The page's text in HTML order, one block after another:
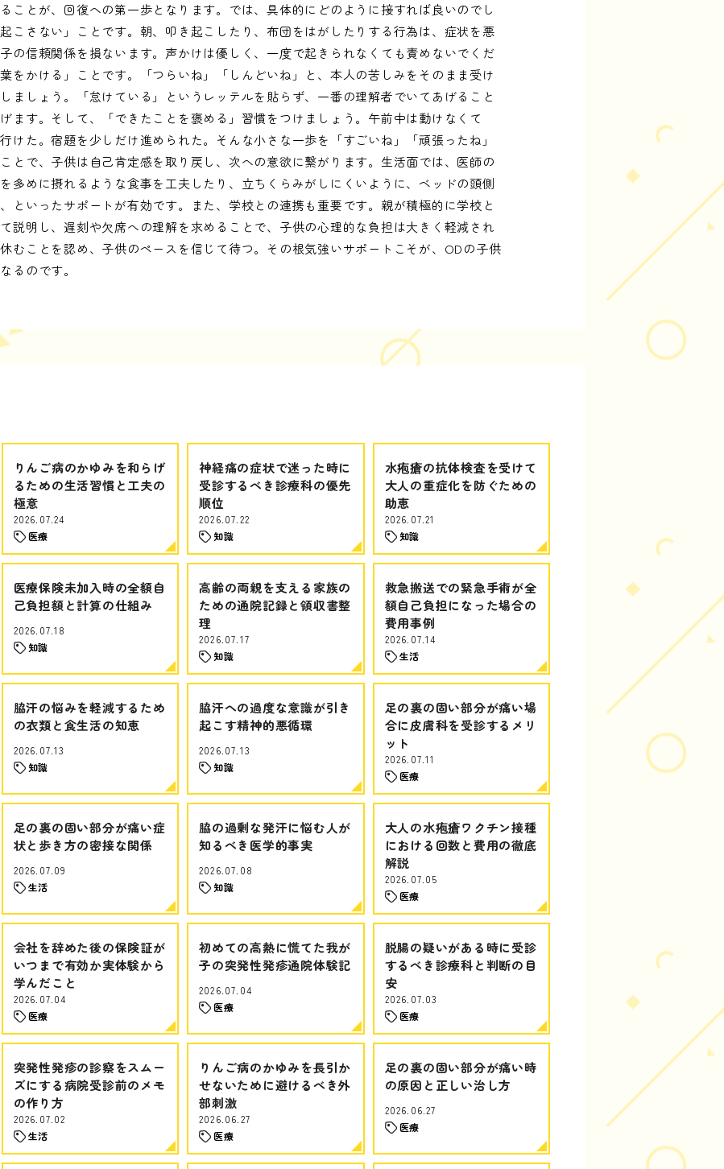
ことが、回復への第一歩となります。では、具体的にどのように接すれば良いのでし
こさない」ことです。朝、叩き起こしたり、布団をはがしたりする行為は、症状を悪
の信頼関係を損ないます。声かけは優しく、一度で起きられなくても責めないでくだ
をかける」ことです。「つらいね」「しんどいね」と、本人の苦しみをそのまま受け
ましょう。「怠けている」というレッテルを貼らず、一番の理解者でいてあげること
ます。そして、「できたことを褒める」習慣をつけましょう。午前中は動けなくて
けた。宿題を少しだけ進められた。そんな小さな一歩を「すごいね」「頑張ったね」
とで、子供は自己肯定感を取り戻し、次への意欲に繋がります。生活面では、医師の
多めに摂れるような食事を工夫したり、立ちくらみがしにくいように、ベッドの頭側
といったサポートが有効です。また、学校との連携も重要です。親が積極的に学校と
説明し、遅刻や欠席への理解を求めることで、子供の心理的な負担は大きく軽減され
むことを認め、子供のペースを信じて待つ。その根気強いサポートこそが、ODの子供
るのです。
りんご病のかゆみを和らげ
るための生活習慣と工夫の
極意
2026.07.24
医療
神経痛の症状で迷った時に
受診するべき診療科の優先
順位
2026.07.22
知識
水疱瘡の抗体検査を受けて
大人の重症化を防ぐための
助恵
2026.07.21
知識
医療保険未加入時の全額自
己負担額と計算の仕組み
2026.07.18
知識
高齢の両親を支える家族の
ための通院記録と領収書整
理
2026.07.17
知識
救急搬送での緊急手術が全
額自己負担になった場合の
費用事例
2026.07.14
生活
脇汗の悩みを軽減するため
の衣類と食生活の知恵
2026.07.13
知識
脇汗への過度な意識が引き
起こす精神的悪循環
2026.07.13
知識
足の裏の固い部分が痛い場
合に皮膚科を受診するメリ
ット
2026.07.11
医療
足の裏の固い部分が痛い症
状と歩き方の密接な関係
2026.07.09
生活
脇の過剰な発汗に悩む人が
知るべき医学的事実
2026.07.08
知識
大人の水疱瘡ワクチン接種
における回数と費用の徹底
解説
2026.07.05
医療
会社を辞めた後の保険証が
いつまで有効か実体験から
学んだこと
2026.07.04
医療
初めての高熱に慌てた我が
子の突発性発疹通院体験記
2026.07.04
医療
脱腸の疑いがある時に受診
するべき診療科と判断の目
安
2026.07.03
医療
突発性発疹の診察をスムー
ズにする病院受診前のメモ
の作り方
2026.07.02
生活
りんご病のかゆみを長引か
せないために避けるべき外
部刺激
2026.06.27
医療
足の裏の固い部分が痛い時
の原因と正しい治し方
2026.06.27
医療